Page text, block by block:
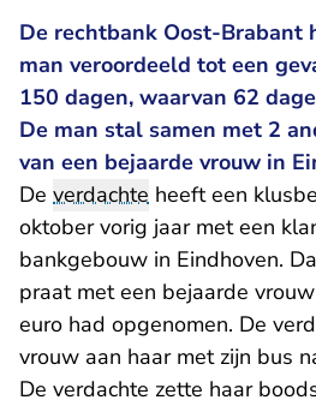
De rechtbank Oost-Brabant
man veroordeeld tot een
150 dagen, waarvan 62
De man stal samen met 2
van een bejaarde vrouw in
De verdachte heeft een
oktober vorig jaar met een
bankgebouw in Eindhoven.
praat met een bejaarde
euro had opgenomen. De
vrouw aan haar met zijn bus
De verdachte zette haar